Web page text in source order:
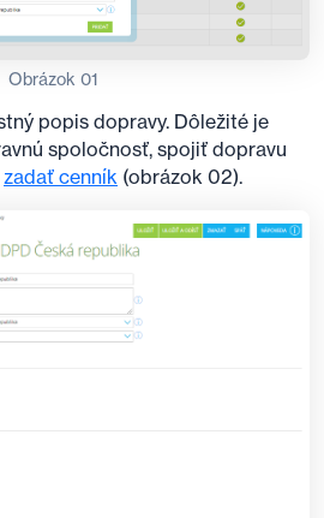
Obrázok 01
popis dopravy. Dôležité je
spoločnosť, spojiť dopravu
zadať cenník (obrázok 02).